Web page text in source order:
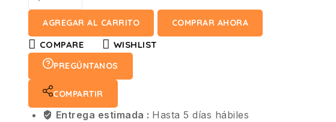
AGREGAR AL CARRITO COMPRAR AHORA
COMPARE WISHLIST
PREGÚNTANOS
COMPARTIR
Entrega estimada : Hasta 5 días hábiles